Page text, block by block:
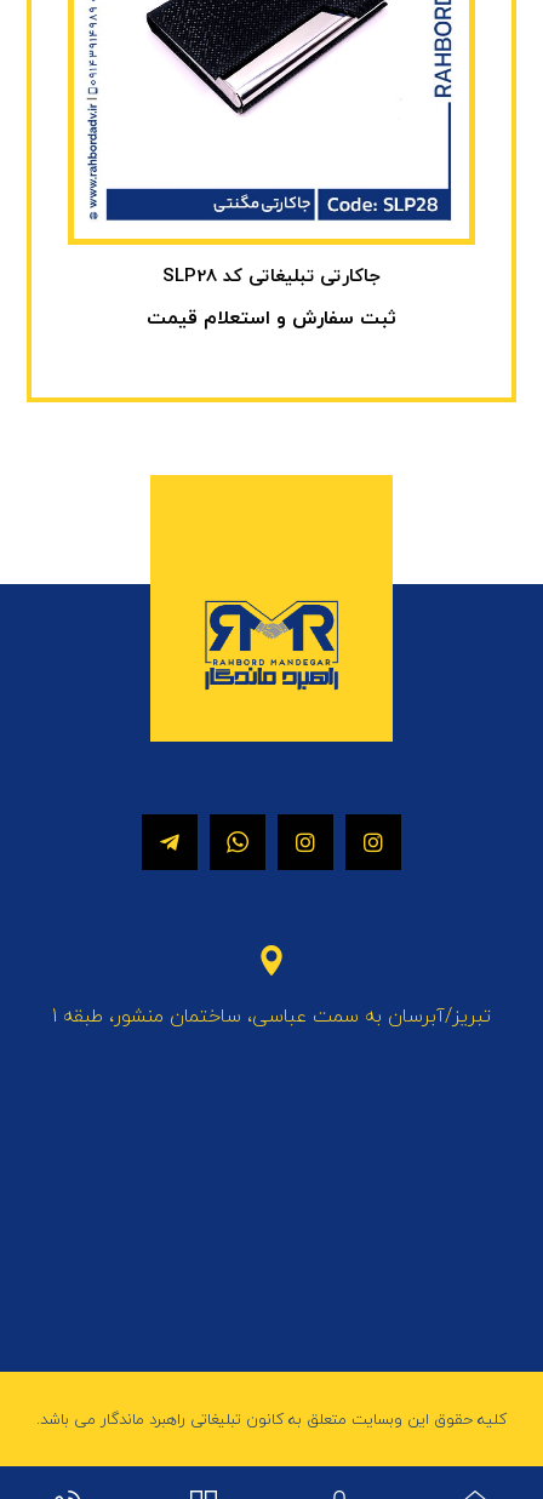
جاکارتی تبلیغاتی کد SLP28
ثبت سفارش و استعلام قیمت
تبریز/آبرسان به سمت عباسی، ساختمان منشور، طبقه 1
کلیه حقوق این وبسایت متعلق به کانون تبلیغاتی راهبرد ماندگار می باشد.